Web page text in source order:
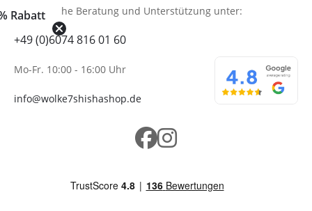
Rabatt
Telefonische Beratung und Unterstützung unter:
+49 (0)6074 816 01 60
Mo-Fr. 10:00 - 16:00 Uhr
info@wolke7shishashop.de